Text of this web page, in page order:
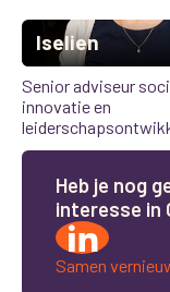
Iselien
Senior adviseur
innovatie en
Heb je nog g
interesse in
Samen